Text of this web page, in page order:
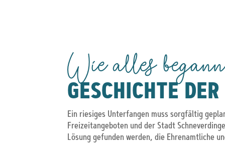
Wie alles
GESCHICHTE
Ein riesiges Unterfangen muss sorgfältig
Freizeitangeboten und der Stadt
Lösung gefunden werden, die Ehrenamtliche